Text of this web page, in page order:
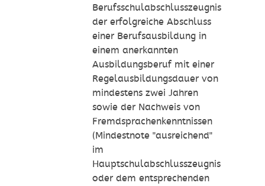
Berufsschulabschlusszeugnis,
der erfolgreiche Abschluss
einer Berufsausbildung in
einem anerkannten
Ausbildungsberuf mit einer
Regelausbildungsdauer von
mindestens zwei Jahren
sowie der Nachweis von
Fremdsprachenkenntnissen
(Mindestnote "ausreichend"
im
Hauptschulabschlusszeugnis
oder dem entsprechenden